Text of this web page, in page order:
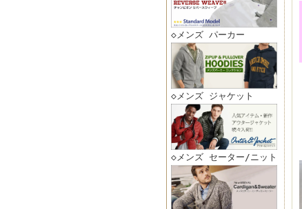
◇メンズ パーカー
◇メンズ ジャケット
◇メンズ セーター/ニット